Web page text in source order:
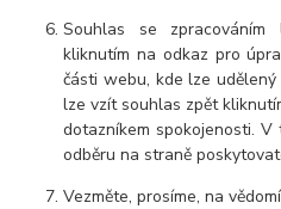
Souhlas se
kliknutím na odkaz pro
části webu, kde lze
lze vzít souhlas zpět
dotazníkem spokojenosti.
odběru na straně
Vezměte, prosíme, na